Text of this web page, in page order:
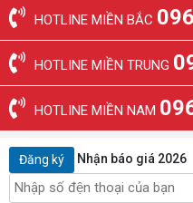
HOTLINE MIỀN BẮC
HOTLINE MIỀN TRUNG
HOTLINE MIỀN NAM
Đăng ký Nhận báo giá 2026